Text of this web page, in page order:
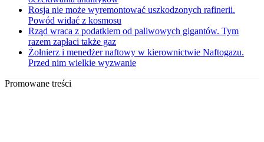
Rosja nie może wyremontować uszkodzonych rafinerii.
Powód widać z kosmosu
Rząd wraca z podatkiem od paliwowych gigantów. Tym
razem zapłaci także gaz
Żołnierz i menedżer naftowy w kierownictwie Naftogazu.
Przed nim wielkie wyzwanie
Promowane treści